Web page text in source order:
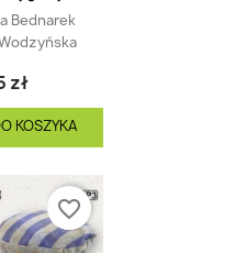
Bednarek
zł
KOSZYKA
favorite_border